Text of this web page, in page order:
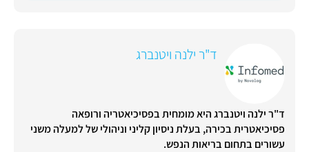
ד"ר ילנה ויטנברג
ד"ר ילנה ויטנברג היא מומחית בפסיכיאטריה ורופאה
פסיכיאטרית בכירה, בעלת ניסיון קליני וניהולי של למעלה משני
עשורים בתחום בריאות הנפש.